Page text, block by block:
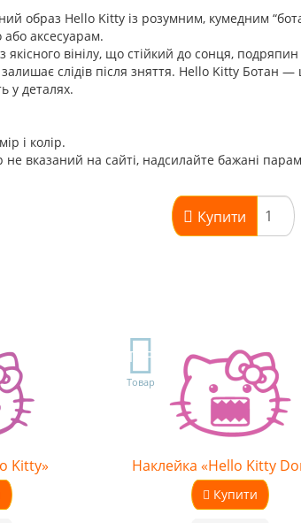
образ Hello Kitty із розумним, кумедним
аксесуарам.
вінілу, що стійкий до сонця, подряпин
слідів після зняття. Hello Kitty Ботан —
у деталях.
і колір.
не вказаний на сайті, надсилайте бажані
Купити
Kitty»
TOP
Товар
Наклейка «Hello Kitty
Купити